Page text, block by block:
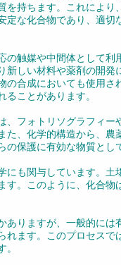
を持ちます。これによ
な化合物であり、適切
触媒や中間体として
しい材料や薬剤の開
合成においても使用さ
ことがあります。
フォトリソグラフィ
、化学的構造から、
保護に有効な物質とし
も関与しています。
。このように、化合
りますが、一般的に
ます。このプロセス